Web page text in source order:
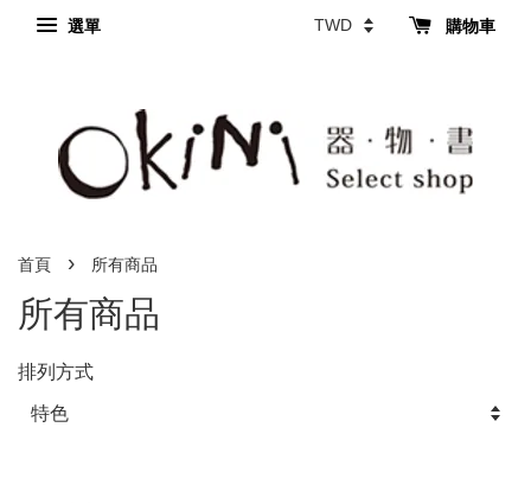
選單 購物車
首頁 › 所有商品
所有商品
排列方式